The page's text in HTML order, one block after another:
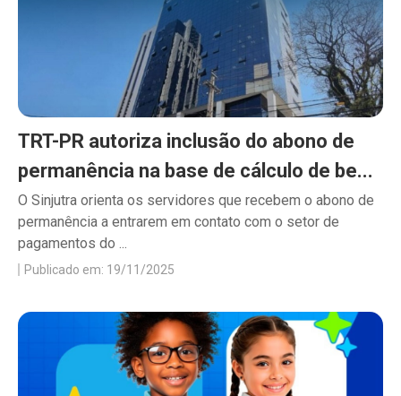
TRT-PR autoriza inclusão do abono de
permanência na base de cálculo de be...
O Sinjutra orienta os servidores que recebem o abono de
permanência a entrarem em contato com o setor de
pagamentos do ...
Publicado em: 19/11/2025